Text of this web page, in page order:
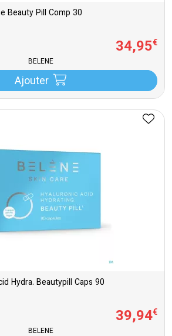
Beauty Pill Comp 30
34,95€
BELENE
Ajouter
Hydra. Beautypill Caps 90
39,94€
BELENE